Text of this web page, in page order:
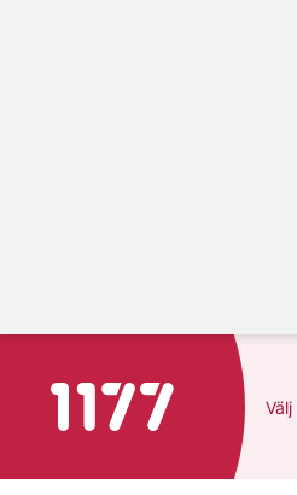
Till startsidan för 1177 Välj